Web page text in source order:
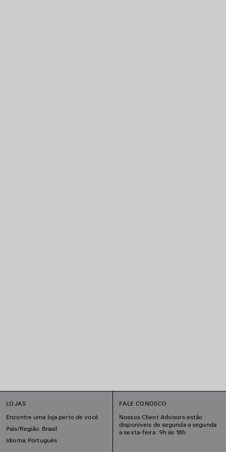
LOJAS
Encontre uma loja perto de você
País/Região: Brasil
Idioma: Português
FALE CONOSCO
Nossos Client Advisors estão
disponíveis de segunda a segunda
a sexta-feira : 9h às 18h